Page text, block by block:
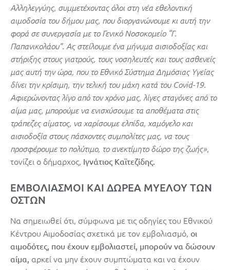
Αλληλεγγύης, συμμετέχοντας όλοι στη νέα εθελοντική
αιμοδοσία του δήμου μας, που διοργανώνουμε κι αυτή την
φορά σε συνεργασία με το Γενικό Νοσοκομείο “Γ.
Παπανικολάου”. Ας στείλουμε ένα μήνυμα αισιοδοξίας και
στήριξης στους γιατρούς, τους νοσηλευτές και τους ασθενείς
μας αυτή την ώρα, που το Εθνικό Σύστημα Δημόσιας Υγείας
δίνει την κρίσιμη, την τελική του μάχη κατά του Covid-19.
Αφιερώνοντας λίγο από τον χρόνο μας, λίγες σταγόνες από το
αίμα μας, μπορούμε να ενισχύσουμε τα αποθέματα στις
τράπεζες αίματος, να χαρίσουμε ελπίδα, χαμόγελο και
αισιοδοξία στους πάσχοντες συμπολίτες μας, να τους
προσφέρουμε το πολύτιμο, το ανεκτίμητο δώρο της ζωής»,
τονίζει ο δήμαρχος, Ιγνάτιος Καϊτεζίδης.
ΕΜΒΟΛΙΑΣΜΟΙ ΚΑΙ ΔΩΡΕΑ ΜΥΕΛΟΥ TΩΝ
ΟΣΤΩΝ
Να σημειωθεί ότι, σύμφωνα με τις οδηγίες του Εθνικού
Κέντρου Αιμοδοσίας σχετικά με τον εμβολιασμό, οι
αιμοδότες, που έχουν εμβολιαστεί, μπορούν να δώσουν
αίμα, αρκεί να μην έχουν συμπτώματα και να έχουν